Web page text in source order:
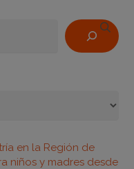
en la Región de
niños y madres desde